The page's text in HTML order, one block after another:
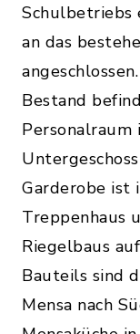
Schulbetriebs
an das
Bestand
Personalraum
Garderobe ist
Treppenhaus
Riegelbaus
Bauteils sind
Mensa nach